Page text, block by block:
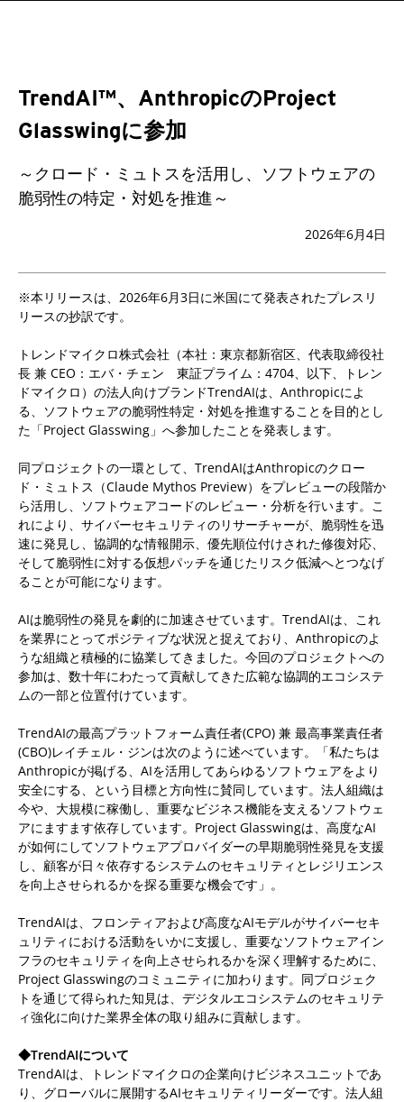
TrendAI™、AnthropicのProject
Glasswingに参加
～クロード・ミュトスを活用し、ソフトウェアの
脆弱性の特定・対処を推進～
2026年6月4日
※本リリースは、2026年6月3日に米国にて発表されたプレスリ
リースの抄訳です。
トレンドマイクロ株式会社（本社：東京都新宿区、代表取締役社
長 兼 CEO：エバ・チェン 東証プライム：4704、以下、トレン
ドマイクロ）の法人向けブランドTrendAIは、Anthropicによ
る、ソフトウェアの脆弱性特定・対処を推進することを目的とし
た「Project Glasswing」へ参加したことを発表します。
同プロジェクトの一環として、TrendAIはAnthropicのクロー
ド・ミュトス（Claude Mythos Preview）をプレビューの段階か
ら活用し、ソフトウェアコードのレビュー・分析を行います。こ
れにより、サイバーセキュリティのリサーチャーが、脆弱性を迅
速に発見し、協調的な情報開示、優先順位付けされた修復対応、
そして脆弱性に対する仮想パッチを通じたリスク低減へとつなげ
ることが可能になります。
AIは脆弱性の発見を劇的に加速させています。TrendAIは、これ
を業界にとってポジティブな状況と捉えており、Anthropicのよ
うな組織と積極的に協業してきました。今回のプロジェクトへの
参加は、数十年にわたって貢献してきた広範な協調的エコシステ
ムの一部と位置付けています。
TrendAIの最高プラットフォーム責任者(CPO) 兼 最高事業責任者
(CBO)レイチェル・ジンは次のように述べています。「私たちは
Anthropicが掲げる、AIを活用してあらゆるソフトウェアをより
安全にする、という目標と方向性に賛同しています。法人組織は
今や、大規模に稼働し、重要なビジネス機能を支えるソフトウェ
アにますます依存しています。Project Glasswingは、高度なAI
が如何にしてソフトウェアプロバイダーの早期脆弱性発見を支援
し、顧客が日々依存するシステムのセキュリティとレジリエンス
を向上させられるかを探る重要な機会です」。
TrendAIは、フロンティアおよび高度なAIモデルがサイバーセキ
ュリティにおける活動をいかに支援し、重要なソフトウェアイン
フラのセキュリティを向上させられるかを深く理解するために、
Project Glasswingのコミュニティに加わります。同プロジェク
トを通じて得られた知見は、デジタルエコシステムのセキュリテ
ィ強化に向けた業界全体の取り組みに貢献します。
◆TrendAIについて
TrendAIは、トレンドマイクロの企業向けビジネスユニットであ
り、グローバルに展開するAIセキュリティリーダーです。法人組